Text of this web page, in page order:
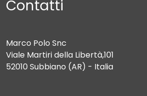
Contatti
Marco Polo Snc
Viale Martiri della Libertà,101
52010 Subbiano (AR) - Italia